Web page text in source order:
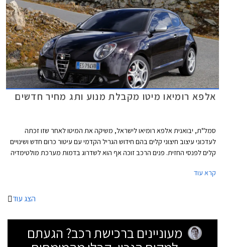
אלפא רומיאו מיטו מקבלת מנוע ותג מחיר חדשים
סמל"ת, יבואנית אלפא רומיאו לישראל, משיקה את המיטו לאחר שזו זכתה
לעדכוני עיצוב חיצוני קלים בהם חידוש הגריל הקדמי עם עיטור כרום חדש ושינויים
קלים לפנסי החזית. פנים הרכב זוכה אף הוא לשדרוג בדמות מערכת מולטימדיה
קרא עוד
הצג עוד
מעוניינים ברכישת רכב? הגעתם